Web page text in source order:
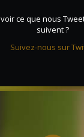
ce que nous
suivent ?
Suivez-nous sur